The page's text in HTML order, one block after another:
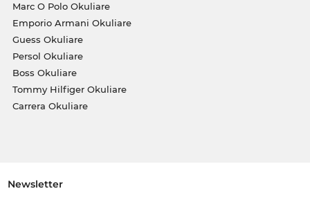
Marc O Polo Okuliare
Emporio Armani Okuliare
Guess Okuliare
Persol Okuliare
Boss Okuliare
Tommy Hilfiger Okuliare
Carrera Okuliare
Newsletter